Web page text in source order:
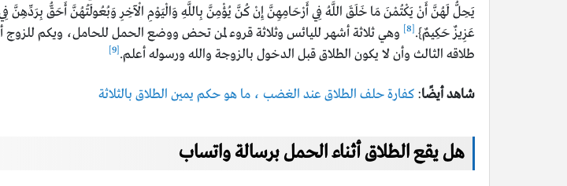
يَحِلُّ لَهُنَّ أَنْ يَكْتُمْنَ مَا خَلَقَ اللَّهُ فِي أَرْحَامِهِنَّ إِنْ كُنَّ يُؤْمِنَّ بِاللَّهِ وَالْيَوْمِ الْآخِرِ وَبُعُولَتُهُنَّ أَحَقُّ بِرَدِّهِنَّ
عَزِيزٌ حَكِيمٌ}.[8]
وهي ثلاثة أشهر لليائس وثلاثة قروء لمن تحض ووضع الحمل للحامل، ويكم للزوج
طلاقه الثالث وأن لا يكون الطلاق قبل الدخول بالزوجة والله ورسوله أعلم.[9]
شاهد أيضًا: كفارة حلف الطلاق عند الغضب ، ما هو حكم يمين الطلاق بالثلاثة
هل يقع الطلاق أثناء الحمل برسالة واتساب